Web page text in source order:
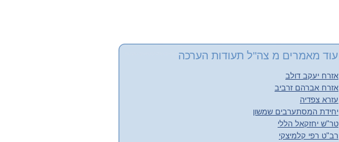
עוד מאמרים מ צה"ל תעודות הערכה
אזרח יעקב דולב
אזרח אברהם זרביב
עזרא צפדיה
יחידת המסתערבים שמשון
טר"ש יחזקאל הללי
רב"ט רפי קלמיצקי